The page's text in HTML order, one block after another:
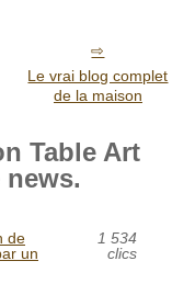
Le vrai blog complet
de la maison
Table Art
news.
de
un
1 534
clics